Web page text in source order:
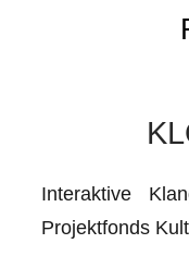
Interaktive
Projektfonds